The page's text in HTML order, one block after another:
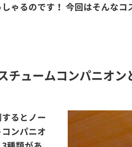
ゃるのです！ 今回はそんな
チュームコンパニオン
るとノー
ンパニオ